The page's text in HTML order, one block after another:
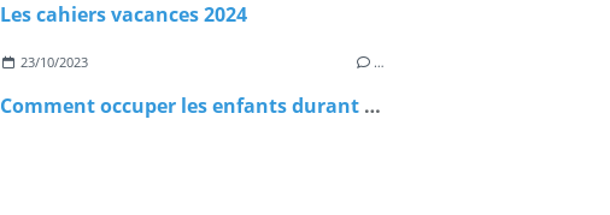
Les cahiers vacances 2024
23/10/2023 …
Comment occuper les enfants durant les vacances ?